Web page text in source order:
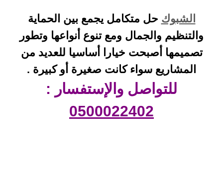
الشبوك حل متكامل يجمع بين الحماية
والتنظيم والجمال ومع تنوع أنواعها وتطور
تصميمها أصبحت خيارا أساسيا للعديد من
المشاريع سواء كانت صغيرة أو كبيرة .
للتواصل والإستفسار :
0500022402